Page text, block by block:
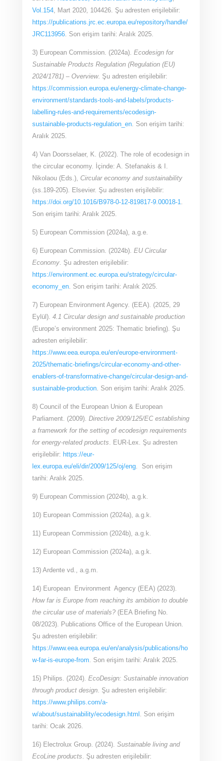
Vol.154, Mart 2020, 104426. Şu adresten erişilebilir:
https://publications.jrc.ec.europa.eu/repository/handle/
JRC113956. Son erişim tarihi: Aralık 2025.
3) European Commission. (2024a). Ecodesign for
Sustainable Products Regulation (Regulation (EU)
2024/1781) – Overview. Şu adresten erişilebilir:
https://commission.europa.eu/energy-climate-change-
environment/standards-tools-and-labels/products-
labelling-rules-and-requirements/ecodesign-
sustainable-products-regulation_en. Son erişim tarihi:
Aralık 2025.
4) Van Doorsselaer, K. (2022). The role of ecodesign in
the circular economy. İçinde: A. Stefanakis & I.
Nikolaou (Eds.), Circular economy and sustainability
(ss.189-205). Elsevier. Şu adresten erişilebilir:
https://doi.org/10.1016/B978-0-12-819817-9.00018-1
Son erişim tarihi: Aralık 2025.
5) European Commission (2024a), a.g.e.
6) European Commission. (2024b). EU Circular
Economy. Şu adresten erişilebilir:
https://environment.ec.europa.eu/strategy/circular-
economy_en. Son erişim tarihi: Aralık 2025.
7) European Environment Agency. (EEA). (2025, 29
Eylül). 4.1 Circular design and sustainable production
(Europe’s environment 2025: Thematic briefing). Şu
adresten erişilebilir:
https://www.eea.europa.eu/en/europe-environment-
2025/thematic-briefings/circular-economy-and-other-
enablers-of-transformative-change/circular-design-and-
sustainable-production. Son erişim tarihi: Aralık 2025.
8) Council of the European Union & European
Parliament. (2009). Directive 2009/125/EC establishing
a framework for the setting of ecodesign requirements
for energy-related products . EUR-Lex.
Şu adresten
erişilebilir: https://eur-
lex.europa.eu/eli/dir/2009/125/oj/eng. Son erişim
tarihi: Aralık 2025.
9) European Commission (2024b), a.g.k.
10) European Commission (2024a), a.g.k.
11) European Commission (2024b), a.g.k.
12) European Commission (2024a), a.g.k.
13) Ardente vd., a.g.m.
14) European Environment Agency (EEA) (2023).
How far is Europe from reaching its ambition to double
the circular use of materials?(EEA Briefing No.
08/2023). Publications Office of the European Union.
Şu adresten erişilebilir:
https://www.eea.europa.eu/en/analysis/publications/ho
w-far-is-europe-from . Son erişim tarihi: Aralık 2025.
15) Philips. (2024). EcoDesign: Sustainable innovation
through product design. Şu adresten erişilebilir:
https://www.philips.com/a-
w/about/sustainability/ecodesign.html . Son erişim
tarihi: Ocak 2026.
16) Electrolux Group. (2024). Sustainable living and
EcoLine products . Şu adresten erişilebilir: